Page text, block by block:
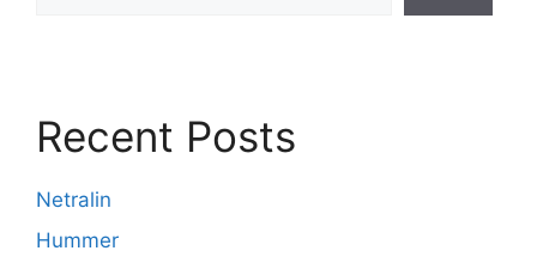
Recent Posts
Netralin
Hummer